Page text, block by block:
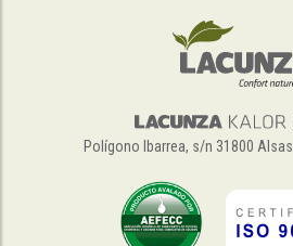
Polígono Ibarrea, s/n 31800